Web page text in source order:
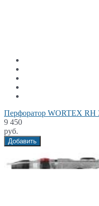
Перфоратор WORTEX
9 450
руб.
Добавить